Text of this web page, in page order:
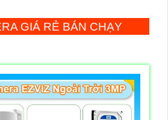
GIÁ RẺ BÁN CHẠY